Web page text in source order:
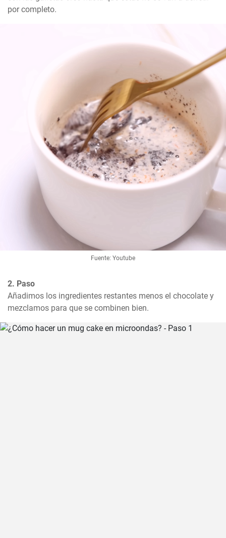
por completo.
Fuente: Youtube
2. Paso
Añadimos los ingredientes restantes menos el chocolate y
mezclamos para que se combinen bien.